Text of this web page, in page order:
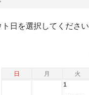
日を選択してください
日 月 火
1